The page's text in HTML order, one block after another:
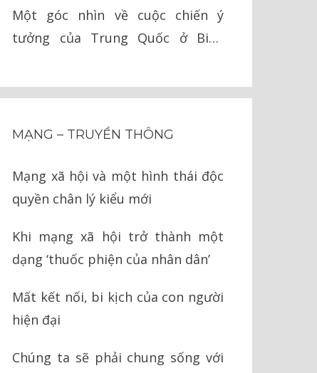
Một góc nhìn về cuộc chiến ý
tưởng của Trung Quốc ở Biển
MẠNG – TRUYỀN THÔNG
Mạng xã hội và một hình thái độc
quyền chân lý kiểu mới
Khi mạng xã hội trở thành một
dạng ‘thuốc phiện của nhân dân’
Mất kết nối, bi kịch của con người
hiện đại
Chúng ta sẽ phải chung sống với